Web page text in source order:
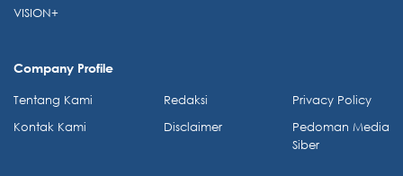
VISION+
Company Profile
Tentang Kami
Kontak Kami
Redaksi
Disclaimer
Privacy Policy
Pedoman Media
Siber